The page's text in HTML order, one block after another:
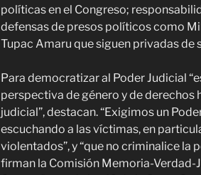
políticas en el Congreso;
defensas de presos políticos como
Tupac Amaru que siguen privadas de
Para democratizar al Poder Judicial
perspectiva de género y de derechos
judicial”, destacan. “Exigimos un
escuchando a las víctimas, en
violentados”, y “que no criminalice la
firman la Comisión Memoria-Verdad-